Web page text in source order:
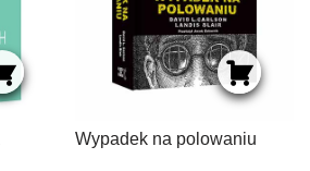
Wypadek na polowaniu